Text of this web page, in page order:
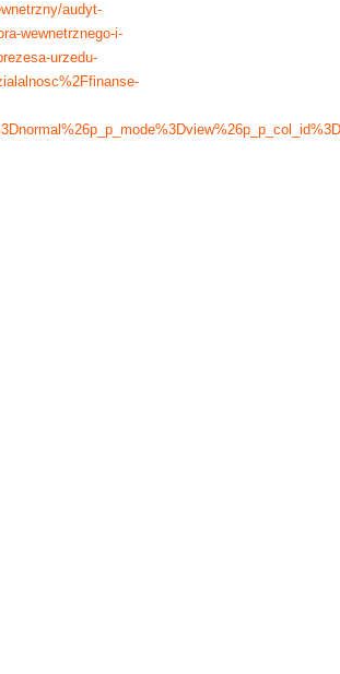
audyt-
wewnetrznego-i-
urzedu-